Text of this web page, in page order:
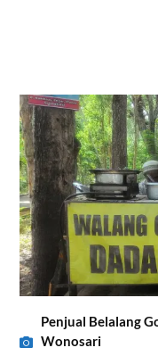
Penjual Belalang
Wonosari